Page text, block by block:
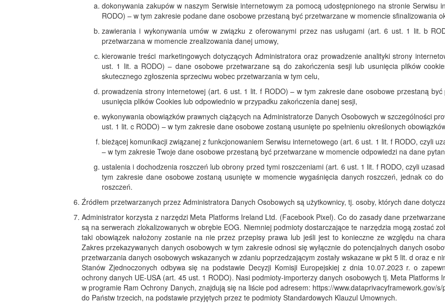
dokonywania zakupów w naszym Serwisie internetowym za pomocą udostępnionego na stronie
RODO) – w tym zakresie podane dane osobowe przestaną być przetwarzane w momencie sfinalizowania
zawierania i wykonywania umów w związku z oferowanymi przez nas usługami (art. 6 ust. 1 lit. b
przetwarzana w momencie zrealizowania danej umowy,
kierowanie treści marketingowych dotyczących Administratora oraz prowadzenie analityki strony
ust. 1 lit. a RODO) – dane osobowe przetwarzane są do zakończenia sesji lub usunięcia plików
skutecznego zgłoszenia sprzeciwu wobec przetwarzania w tym celu,
prowadzenia strony internetowej (art. 6 ust. 1 lit. f RODO) – w tym zakresie dane osobowe przestaną
usunięcia plików Cookies lub odpowiednio w przypadku zakończenia danej sesji,
wykonywania obowiązków prawnych ciążących na Administratorze Danych Osobowych w szczególności
ust. 1 lit. c RODO) – w tym zakresie dane osobowe zostaną usunięte po spełnieniu określonych
bieżącej komunikacji związanej z funkcjonowaniem Serwisu internetowego (art. 6 ust. 1 lit. f RODO, czyli
– w tym zakresie Twoje dane osobowe przestaną być przetwarzane w momencie odpowiedzi na dane
ustalenia i dochodzenia roszczeń lub obrony przed tymi roszczeniami (art. 6 ust. 1 lit. f RODO, czyli
tym zakresie dane osobowe zostaną usunięte w momencie wygaśnięcia danych roszczeń, jednak co
roszczeń.
Źródłem przetwarzanych przez Administratora Danych Osobowych są użytkownicy, tj. osoby, których dane
Administrator korzysta z narzędzi Meta Platforms Ireland Ltd. (Facebook Pixel). Co do zasady dane
są na serwerach zlokalizowanych w obrębie EOG. Niemniej podmioty dostarczające te narzędzia mogą zostać
taki obowiązek nałożony zostanie na nie przez przepisy prawa lub jeśli jest to konieczne ze względu na
Zakres przekazywanych danych osobowych w tym zakresie odnosi się wyłącznie do potencjalnych danych
przetwarzania danych osobowych wskazanych w zdaniu poprzedzającym zostały wskazane w pkt 5 lit. d oraz e
Stanów Zjednoczonych odbywa się na podstawie Decyzji Komisji Europejskiej z dnia 10.07.2023 r. o
ochrony danych UE-USA (art. 45 ust. 1 RODO). Nasi podmioty-importerzy danych osobowych tj. Meta Platforms
w programie Ram Ochrony Danych, znajdują się na liście pod adresem: https://www.dataprivacyframework.gov/
do Państw trzecich, na podstawie przyjętych przez te podmioty Standardowych Klauzul Umownych.